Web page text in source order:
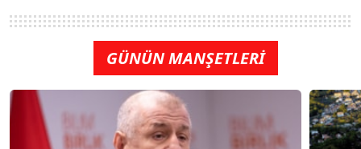
GÜNÜN MANŞETLERİ